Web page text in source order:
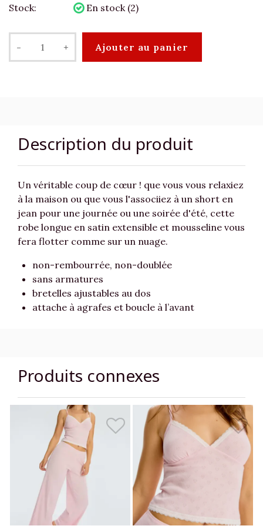
Stock:
En stock (2)
- + Ajouter au panier
Description du produit
Un véritable coup de cœur ! que vous vous relaxiez
à la maison ou que vous l'associiez à un short en
jean pour une journée ou une soirée d'été, cette
robe longue en satin extensible et mousseline vous
fera flotter comme sur un nuage.
non-rembourrée, non-doublée
sans armatures
bretelles ajustables au dos
attache à agrafes et boucle à l’avant
Produits connexes